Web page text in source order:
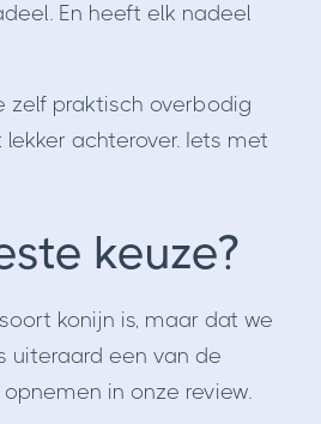
En heeft elk nadeel
zelf praktisch overbodig
achterover. Iets met
keuze?
konijn is, maar dat we
uiteraard een van de
in onze review.